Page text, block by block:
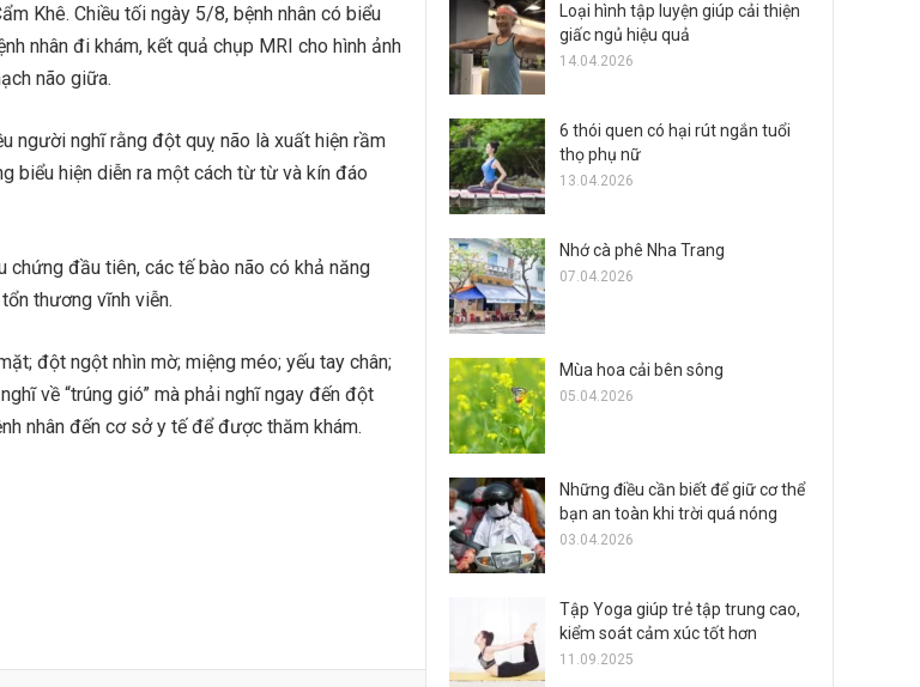
Khê. Chiều tối ngày 5/8, bệnh nhân có biểu
nhân đi khám, kết quả chụp MRI cho hình ảnh
não giữa.
người nghĩ rằng đột quỵ não là xuất hiện rầm
biểu hiện diễn ra một cách từ từ và kín đáo
đầu tiên, các tế bào não có khả năng
thương vĩnh viễn.
đột ngột nhìn mờ; miệng méo; yếu tay chân;
về “trúng gió” mà phải nghĩ ngay đến đột
nhân đến cơ sở y tế để được thăm khám.
Loại hình tập luyện giúp cải thiện
giấc ngủ hiệu quả
14.04.2026
6 thói quen có hại rút ngắn tuổi
thọ phụ nữ
13.04.2026
Nhớ cà phê Nha Trang
07.04.2026
Mùa hoa cải bên sông
05.04.2026
Những điều cần biết để giữ cơ thể
bạn an toàn khi trời quá nóng
03.04.2026
Tập Yoga giúp trẻ tập trung cao,
kiểm soát cảm xúc tốt hơn
11.09.2025